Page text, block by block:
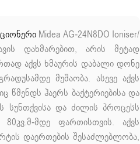
Midea AG-24N8DO Ioniser/
დახმარებით, არის მეტად
აქვს ხმაურის დაბალი დონე
მუშაობა. ასევე აქვს
წმენდს ჰაერს ბაქტერიებისა და
სუნთქვისა და ძილის პროცესს
მდე ფართისთვის. აქვს
დაერთების შესაძლებლობა,